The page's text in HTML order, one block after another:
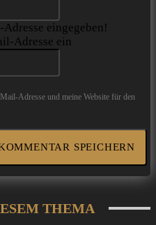
eingegeben!
Adresse ein
Adresse und meine Website für den
THEMA